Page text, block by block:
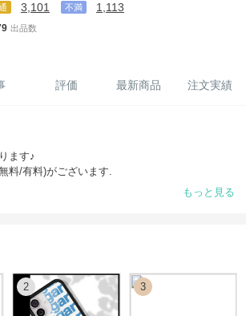
3,101 不満 1,113
出品数
評価 最新商品 注文実績
ます♪
料/有料)がございます.
の返品&交換
&紛失
お勧め致します）
もっと見る
2 3